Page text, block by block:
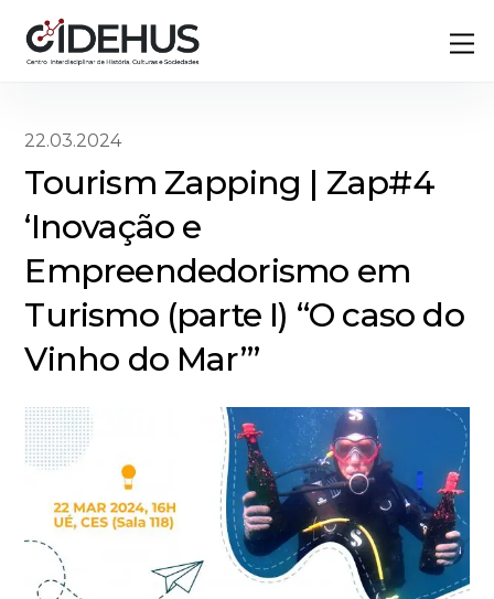
content
22.03.2024
Tourism Zapping | Zap#4
‘Inovação e
Empreendedorismo em
Turismo (parte I) “O caso do
Vinho do Mar”’